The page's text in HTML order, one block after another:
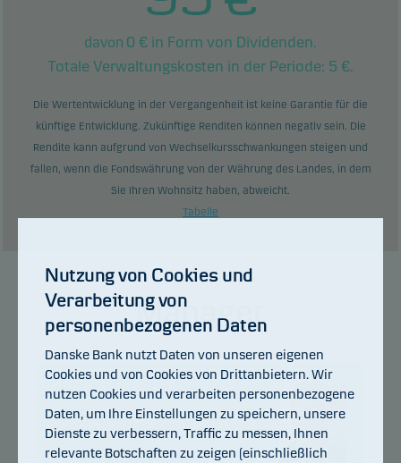
davon 0 € in Form von Dividenden.
Totale Verwaltungskosten in der Periode: 5 €.
Die Wertentwicklung in der Vergangenheit ist keine Garantie für die
künftige Entwicklung. Zukünftige Renditen können negativ sein. Die
Rendite kann aufgrund von Wechselkursschwankungen steigen und
fallen, wenn die Fondswährung von der Währung des Landes, in dem
Sie Ihren Wohnsitz haben, abweicht.
Tabelle
Manager
Nutzung von Cookies und
Verarbeitung von
personenbezogenen Daten
Danske Bank nutzt Daten von unseren eigenen
Cookies und von Cookies von Drittanbietern. Wir
nutzen Cookies und verarbeiten personenbezogene
Daten, um Ihre Einstellungen zu speichern, unsere
Dienste zu verbessern, Traffic zu messen, Ihnen
relevante Botschaften zu zeigen (einschließlich